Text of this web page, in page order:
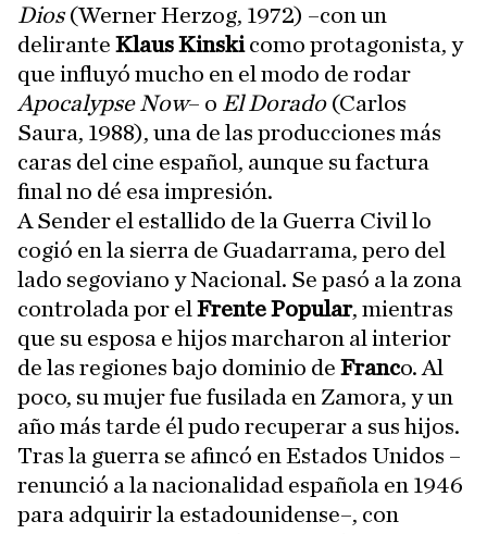
Dios(Werner Herzog, 1972) –con un
delirante Klaus Kinskicomo protagonista, y
que influyó mucho en el modo de rodar
Apocalypse Now– o El Dorado(Carlos
Saura, 1988), una de las producciones más
caras del cine español, aunque su factura
final no dé esa impresión.
A Sender el estallido de la Guerra Civil lo
cogió en la sierra de Guadarrama, pero del
lado segoviano y Nacional. Se pasó a la zona
controlada por el Frente Popular, mientras
que su esposa e hijos marcharon al interior
de las regiones bajo dominio de Franco. Al
poco, su mujer fue fusilada en Zamora, y un
año más tarde él pudo recuperar a sus hijos.
Tras la guerra se afincó en Estados Unidos –
renunció a la nacionalidad española en 1946
para adquirir la estadounidense–, con